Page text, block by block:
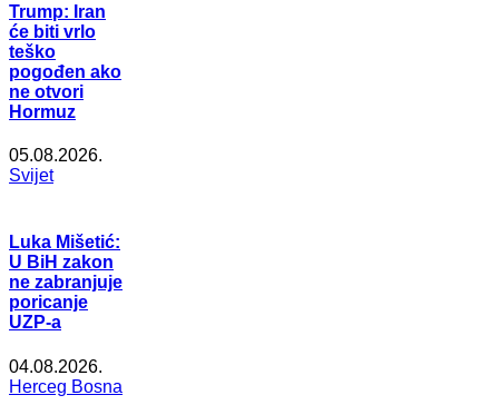
Trump: Iran
će biti vrlo
teško
pogođen ako
ne otvori
Hormuz
05.08.2026.
Svijet
Luka Mišetić:
U BiH zakon
ne zabranjuje
poricanje
UZP-a
04.08.2026.
Herceg Bosna